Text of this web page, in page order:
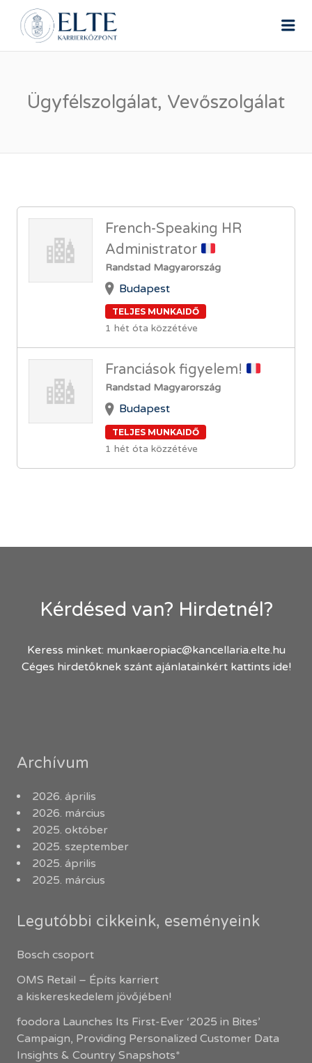
ELTE ÁLLÁSPORTÁL
Ügyfélszolgálat, Vevőszolgálat
French-Speaking HR
Administrator
Randstad Magyarország
Budapest
TELJES MUNKAIDŐ
1 hét óta közzétéve
Franciások figyelem!
Randstad Magyarország
Budapest
TELJES MUNKAIDŐ
1 hét óta közzétéve
Kérdésed van? Hirdetnél?
Keress minket: munkaeropiac@kancellaria.elte.hu
Céges hirdetőknek szánt ajánlatainkért kattints ide!
Archívum
2026. április
2026. március
2025. október
2025. szeptember
2025. április
2025. március
Legutóbbi cikkeink, eseményeink
Bosch csoport
OMS Retail – Építs karriert
a kiskereskedelem jövőjében!
foodora Launches Its First-Ever ‘2025 in Bites’
Campaign, Providing Personalized Customer Data
Insights & Country Snapshots*